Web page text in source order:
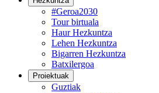
#Geroa2030
Tour birtuala
Haur Hezkuntza
Lehen Hezkuntza
Bigarren Hezkuntza
Batxilergoa
Proiektuak
Guztiak